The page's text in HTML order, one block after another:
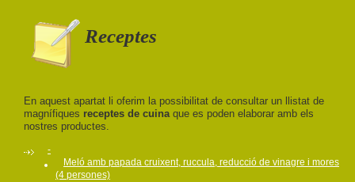
Receptes
En aquest apartat li oferim la possibilitat de consultar un llistat de
magnífiques receptes de cuinaque es poden elaborar amb els
nostres productes.
-
Meló amb papada cruixent, ruccula, reducció de vinagre i mores
(4 persones)